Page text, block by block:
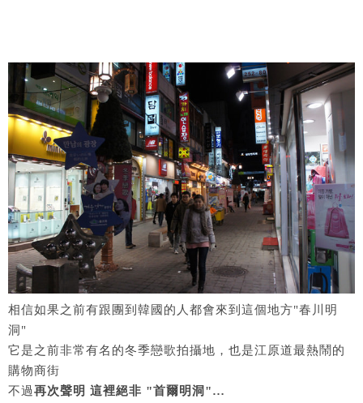
相信如果之前有跟團到韓國的人都會來到這個地方"春川明
洞"
它是之前非常有名的冬季戀歌拍攝地，也是江原道最熱鬧的
購物商街
不過再次聲明 這裡絕非 "首爾明洞"…